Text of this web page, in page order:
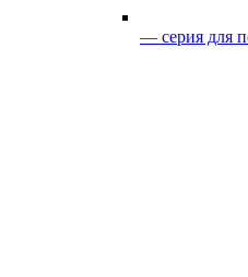
— серия для